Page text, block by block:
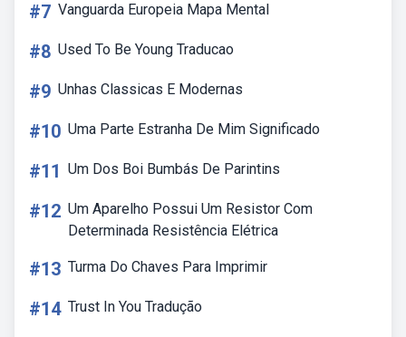
#7 Vanguarda Europeia Mapa Mental
#8 Used To Be Young Traducao
#9 Unhas Classicas E Modernas
#10 Uma Parte Estranha De Mim Significado
#11 Um Dos Boi Bumbás De Parintins
#12 Um Aparelho Possui Um Resistor Com
Determinada Resistência Elétrica
#13 Turma Do Chaves Para Imprimir
#14 Trust In You Tradução